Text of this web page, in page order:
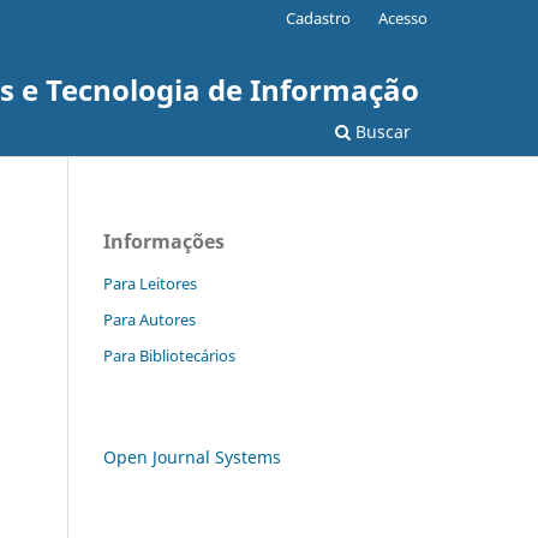
e Tecnologia de Informação
Buscar
Cadastro Acesso
Informações
Para Leitores
Para Autores
Para Bibliotecários
Open Journal Systems